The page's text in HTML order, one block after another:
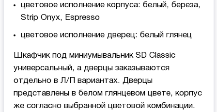
цветовое исполнение корпуса: белый, береза,
Strip Onyx, Espresso
цветовое исполнение дверец: белый глянец
Шкафчик под миниумывальник SD Classic
универсальный, а дверцы заказываются
отдельно в Л/П вариантах. Дверцы
представлены в белом глянцевом цвете, корпус
же согласно выбранной цветовой комбинации.